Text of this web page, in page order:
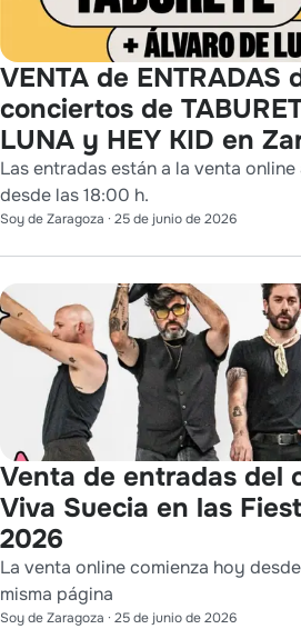
VENTA de ENTRADAS
conciertos de
LUNA y HEY KID en
Las entradas están a la venta
desde las 18:00 h.
Soy de Zaragoza · 25 de junio de 2026
Venta de entradas del
Viva Suecia en las
2026
La venta online comienza hoy
misma página
Soy de Zaragoza · 25 de junio de 2026